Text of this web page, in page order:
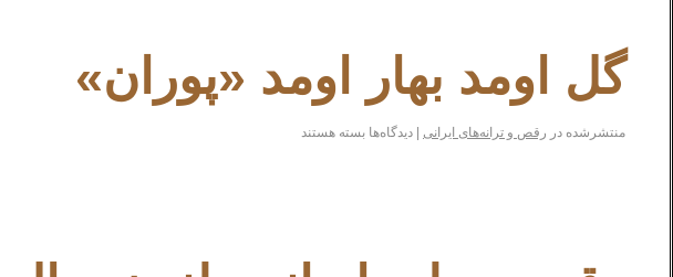
گل اومد بهار اومد «پوران»
منتشرشده در رقص و ترانه‌های ایرانی دیدگاه‌ها بسته هستند